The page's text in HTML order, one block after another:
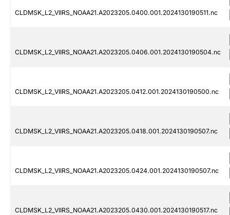
CLDMSK_L2_VIIRS_NOAA21.A2023205.0400.001.2024130190511.nc
CLDMSK_L2_VIIRS_NOAA21.A2023205.0406.001.2024130190504.nc
CLDMSK_L2_VIIRS_NOAA21.A2023205.0412.001.2024130190500.nc
CLDMSK_L2_VIIRS_NOAA21.A2023205.0418.001.2024130190507.nc
CLDMSK_L2_VIIRS_NOAA21.A2023205.0424.001.2024130190507.nc
CLDMSK_L2_VIIRS_NOAA21.A2023205.0430.001.2024130190517.nc